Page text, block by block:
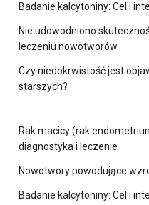
Badanie kalcytoniny: Cel i
Nie udowodniono
leczeniu nowotworów
Czy niedokrwistość jest
starszych?
Rak macicy (rak
diagnostyka i leczenie
Nowotwory powodujące
Badanie kalcytoniny: Cel i